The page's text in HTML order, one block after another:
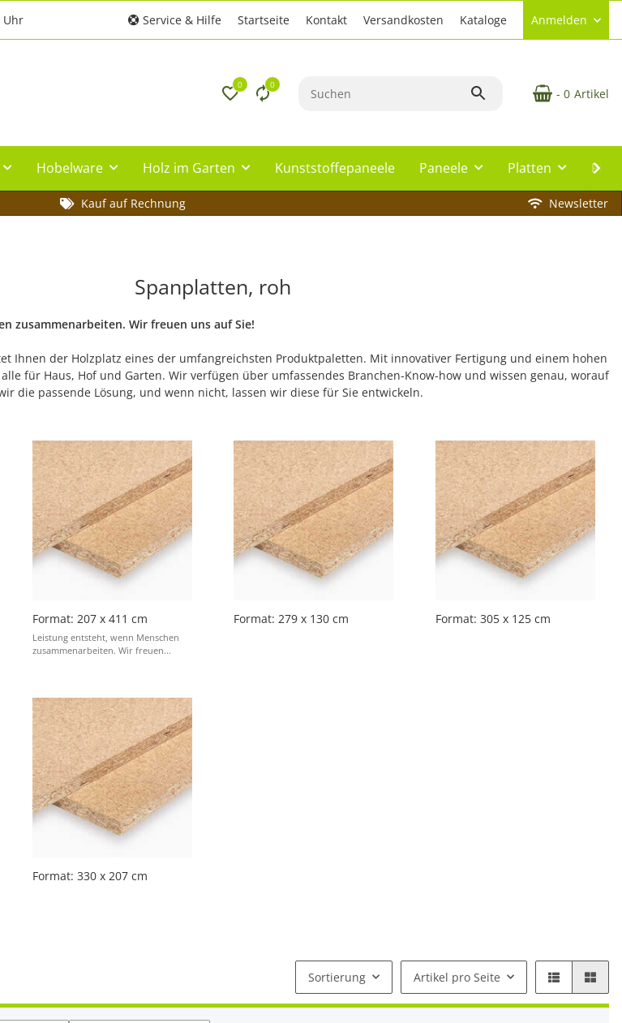
Uhr Service & Hilfe Startseite Kontakt Versandkosten Kataloge Anmelden
0 0
- 0 Artikel
Hobelware Holz im Garten Kunststoffepaneele Paneele Platten
Kauf auf Rechnung
Newsletter
Spanplatten, roh
zusammenarbeiten. Wir freuen uns auf Sie!
Ihnen der Holzplatz eines der umfangreichsten Produktpaletten. Mit innovativer Fertigung und einem hohen
für Haus, Hof und Garten. Wir verfügen über umfassendes Branchen-Know-how und wissen genau, worauf
die passende Lösung, und wenn nicht, lassen wir diese für Sie entwickeln.
Format: 207 x 411 cm
Leistung entsteht, wenn Menschen
zusammenarbeiten. Wir freuen...
Format: 279 x 130 cm Format: 305 x 125 cm
Format: 330 x 207 cm
Sortierung Artikel pro Seite